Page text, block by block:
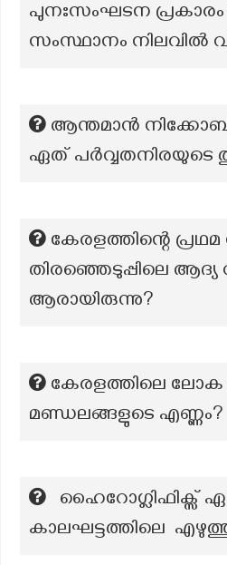
പുനഃസംഘടന പ്രകാരം
സംസ്ഥാനം നിലവിൽ
ആന്തമാൻ
ഏത് പർവ്വതനിരയുടെ
കേരളത്തിന്റെ
തിരഞ്ഞെടുപ്പിലെ ആദ്യ
ആരായിരുന്നു?
കേരളത്തിലെ
മണ്ഡലങ്ങളുടെ എണ്ണം?
ഹൈറോഗ്ലിഫിക്സ്
കാലഘട്ടത്തിലെ